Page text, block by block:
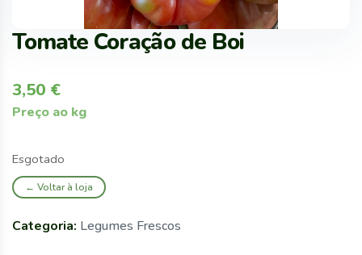
Tomate Coração de Boi
3,50 €
Preço ao kg
Esgotado
← Voltar à loja
Categoria: Legumes Frescos